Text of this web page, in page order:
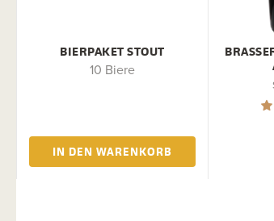
BIERPAKET STOUT
10 Biere
IN DEN WARENKORB